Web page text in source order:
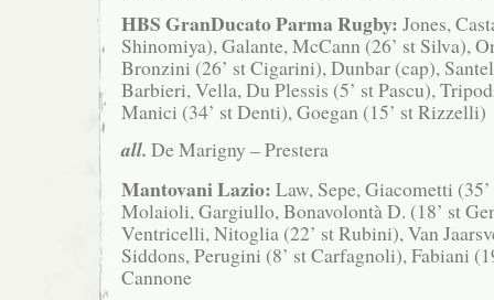
HBS GranDucato Parma Rugby: Jones,
Shinomiya), Galante, McCann (26’ st Silva),
Bronzini (26’ st Cigarini), Dunbar (cap),
Barbieri, Vella, Du Plessis (5’ st Pascu),
Manici (34’ st Denti), Goegan (15’ st Rizzelli)
all. De Marigny – Prestera
Mantovani Lazio: Law, Sepe, Giacometti
Molaioli, Gargiullo, Bonavolontà D. (18’ st
Ventricelli, Nitoglia (22’ st Rubini), Van
Siddons, Perugini (8’ st Carfagnoli), Fabiani
Cannone